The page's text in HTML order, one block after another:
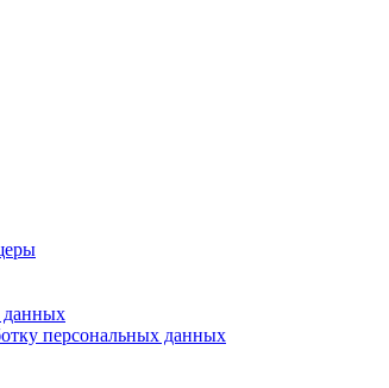
данных
персональных данных